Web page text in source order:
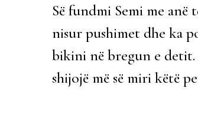
Së fundmi Semi me anë
nisur pushimet dhe ka
bikini në bregun e detit.
shijojë më së miri këtë